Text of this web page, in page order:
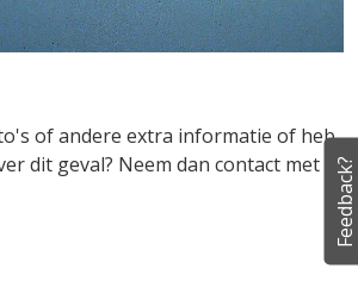
of andere extra informatie of heb
dit geval? Neem dan contact met
Feedback?